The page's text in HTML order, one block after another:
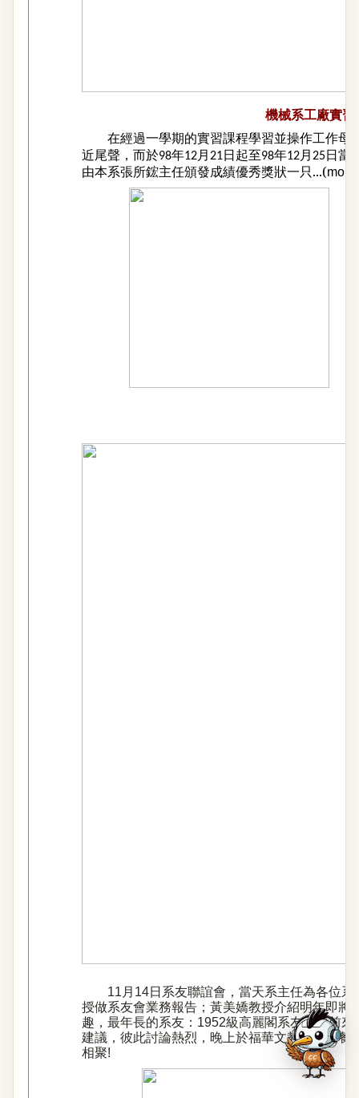
機械系工廠實習
在經過一學期的實習課程學習並操作工作母
近尾聲，而於98年12月21日起至98年12月25日當
由本系張所鋐主任頒發成績優秀獎狀一只...(more
11月14日系友聯誼會，當天系主任為各位
授做系友會業務報告；黃美嬌教授介紹明年即將
趣，最年長的系友：1952級高麗閣系友特地前
建議，彼此討論熱烈，晚上於福華文教會館用餐
相聚!